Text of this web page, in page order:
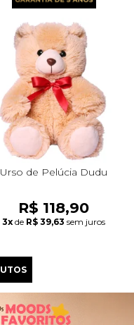
Urso de Pelúcia Dudu
R$ 118,90
3x de R$ 39,63 sem juros